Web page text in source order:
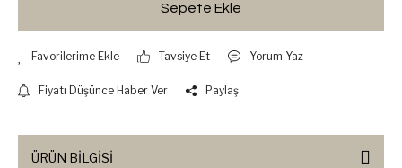
Sepete Ekle
Tavsiye Et Yorum Yaz
Fiyatı Düşünce Haber Ver Paylaş
ÜRÜN BİLGİSİ